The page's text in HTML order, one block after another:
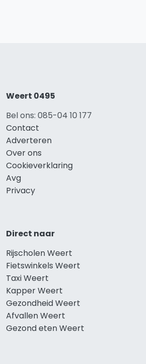
Weert 0495
Bel ons: 085-04 10 177
Contact
Adverteren
Over ons
Cookieverklaring
Avg
Privacy
Direct naar
Rijscholen Weert
Fietswinkels Weert
Taxi Weert
Kapper Weert
Gezondheid Weert
Afvallen Weert
Gezond eten Weert